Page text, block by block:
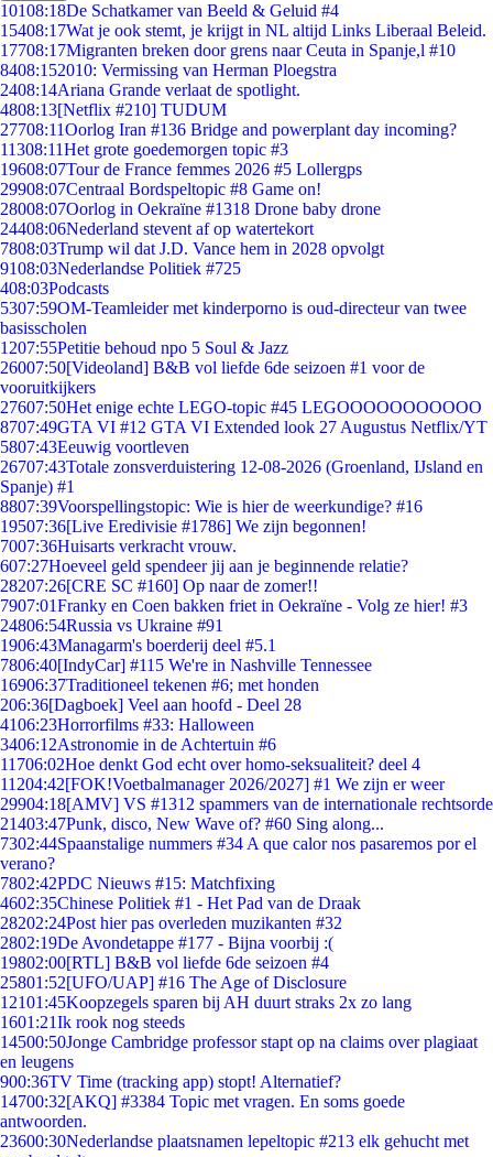
10108:18De Schatkamer van Beeld & Geluid #4
15408:17Wat je ook stemt, je krijgt in NL altijd Links Liberaal Beleid.
17708:17Migranten breken door grens naar Ceuta in Spanje,l #10
8408:152010: Vermissing van Herman Ploegstra
2408:14Ariana Grande verlaat de spotlight.
4808:13[Netflix #210] TUDUM
27708:11Oorlog Iran #136 Bridge and powerplant day incoming?
11308:11Het grote goedemorgen topic #3
19608:07Tour de France femmes 2026 #5 Lollergps
29908:07Centraal Bordspeltopic #8 Game on!
28008:07Oorlog in Oekraïne #1318 Drone baby drone
24408:06Nederland stevent af op watertekort
7808:03Trump wil dat J.D. Vance hem in 2028 opvolgt
9108:03Nederlandse Politiek #725
408:03Podcasts
5307:59OM-Teamleider met kinderporno is oud-directeur van twee
basisscholen
1207:55Petitie behoud npo 5 Soul & Jazz
26007:50[Videoland] B&B vol liefde 6de seizoen #1 voor de
vooruitkijkers
27607:50Het enige echte LEGO-topic #45 LEGOOOOOOOOOOO
8707:49GTA VI #12 GTA VI Extended look 27 Augustus Netflix/YT
5807:43Eeuwig voortleven
26707:43Totale zonsverduistering 12-08-2026 (Groenland, IJsland en
Spanje) #1
8807:39Voorspellingstopic: Wie is hier de weerkundige? #16
19507:36[Live Eredivisie #1786] We zijn begonnen!
7007:36Huisarts verkracht vrouw.
607:27Hoeveel geld spendeer jij aan je beginnende relatie?
28207:26[CRE SC #160] Op naar de zomer!!
7907:01Franky en Coen bakken friet in Oekraïne - Volg ze hier! #3
24806:54Russia vs Ukraine #91
1906:43Managarm's boerderij deel #5.1
7806:40[IndyCar] #115 We're in Nashville Tennessee
16906:37Traditioneel tekenen #6; met honden
206:36[Dagboek] Veel aan hoofd - Deel 28
4106:23Horrorfilms #33: Halloween
3406:12Astronomie in de Achtertuin #6
11706:02Hoe denkt God echt over homo-seksualiteit? deel 4
11204:42[FOK!Voetbalmanager 2026/2027] #1 We zijn er weer
29904:18[AMV] VS #1312 spammers van de internationale rechtsorde
21403:47Punk, disco, New Wave of? #60 Sing along...
7302:44Spaanstalige nummers #34 A que calor nos pasaremos por el
verano?
7802:42PDC Nieuws #15: Matchfixing
4602:35Chinese Politiek #1 - Het Pad van de Draak
28202:24Post hier pas overleden muzikanten #32
2802:19De Avondetappe #177 - Bijna voorbij :(
19802:00[RTL] B&B vol liefde 6de seizoen #4
25801:52[UFO/UAP] #16 The Age of Disclosure
12101:45Koopzegels sparen bij AH duurt straks 2x zo lang
1601:21Ik rook nog steeds
14500:50Jonge Cambridge professor stapt op na claims over plagiaat
en leugens
900:36TV Time (tracking app) stopt! Alternatief?
14700:32[AKQ] #3384 Topic met vragen. En soms goede
antwoorden.
23600:30Nederlandse plaatsnamen lepeltopic #213 elk gehucht met